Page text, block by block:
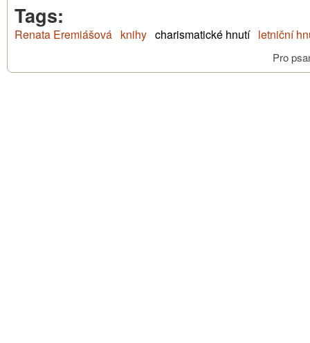
Tags:
Renata Eremiášová knihy charismatické hnutí letniční
Pro